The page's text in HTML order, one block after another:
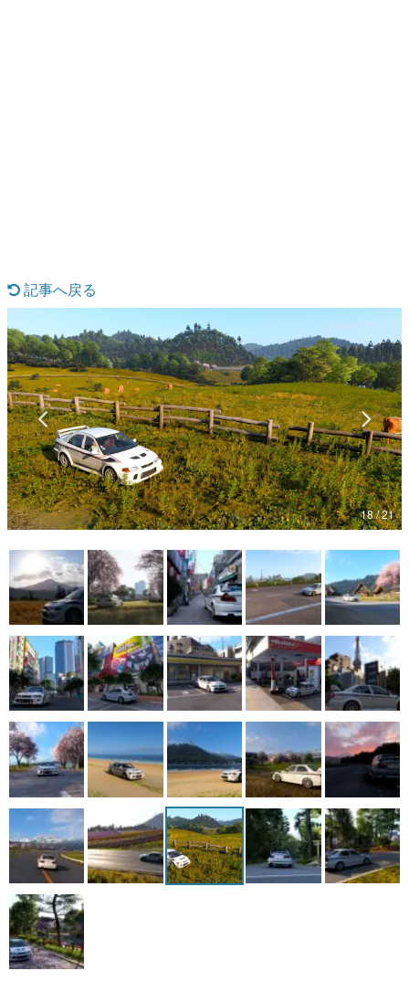
なんでゲームは面白い？
ゲーム開発者・hamatsu氏がゲームの魅力を画面や操作の
具体的な形から解き明かしていく、硬派で骨太な評論連載
です。
ゲームが変えた日本語
「経験値」「裏技」「ラスボス」… ゲームにまつわる言葉
の起源や用法の変遷を、コンピューター文化史研究家・タ
イニーP氏が徹底調査。
カテゴリ
特集記事
マンガ
女性向け
アプリレビュー
その他
電ファミニコゲーマーとは？
運営：株式会社マレ
記事へ戻る
18 / 21